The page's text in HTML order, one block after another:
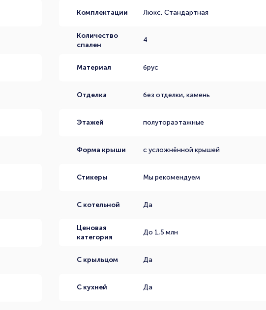
Комплектации Люкс, Стандартная
Количество
спален
4
Материал брус
Отделка без отделки, камень
Этажей полутораэтажные
Форма крыши с усложнённой крышей
Стикеры Мы рекомендуем
С котельной Да
Ценовая
категория
До 1,5 млн
С крыльцом Да
С кухней Да